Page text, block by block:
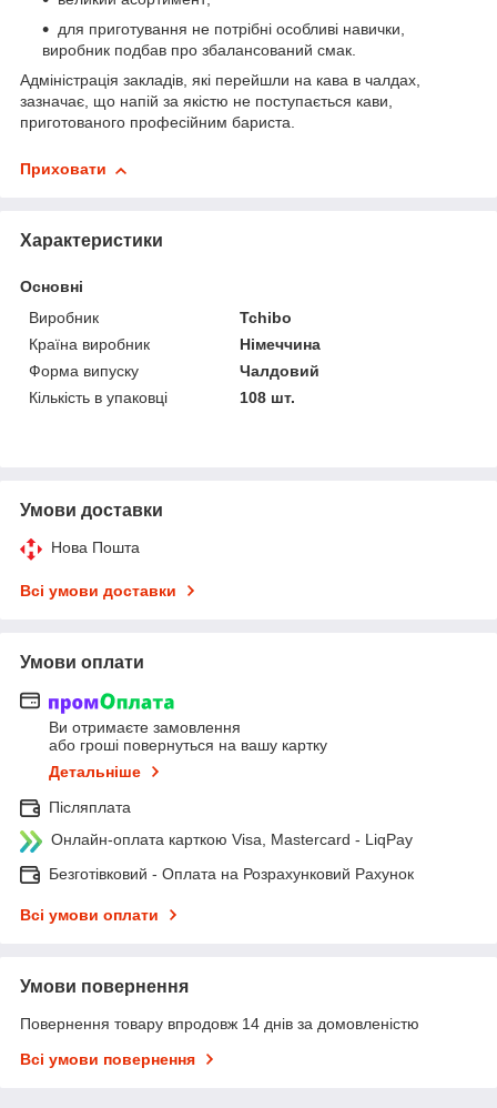
для приготування не потрібні особливі навички,
виробник подбав про збалансований смак.
Адміністрація закладів, які перейшли на кава в чалдах,
зазначає, що напій за якістю не поступається кави,
приготованого професійним бариста.
Приховати
Характеристики
Основні
Виробник
Tchibo
Країна виробник
Німеччина
Форма випуску
Чалдовий
Кількість в упаковці
108 шт.
Умови доставки
Нова Пошта
Всі умови доставки
Умови оплати
Ви отримаєте замовлення
або гроші повернуться на вашу картку
Детальніше
Післяплата
Онлайн-оплата карткою Visa, Mastercard - LiqPay
Безготівковий - Оплата на Розрахунковий Рахунок
Всі умови оплати
Умови повернення
Повернення товару впродовж 14 днів за домовленістю
Всі умови повернення